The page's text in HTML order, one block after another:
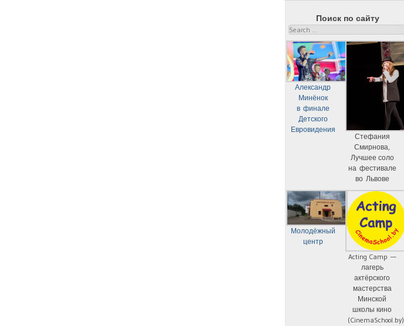
Поиск по сайту
Search
Александр
Минёнок
в финале
Детского
Евровидения
Стефания
Смирнова,
Лучшее соло
на фестивале
во Львове
Молодёжный
центр
Acting Camp —
лагерь
актёрского
мастерства
Минской
школы кино
(CinemaSchool.by)